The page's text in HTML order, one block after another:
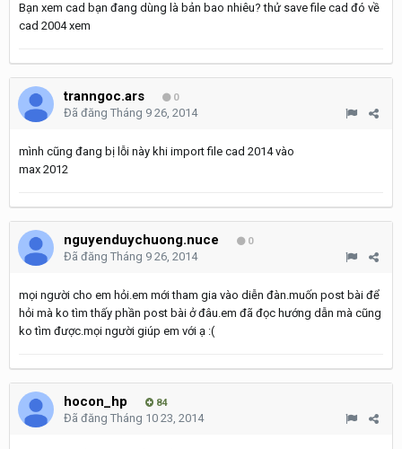
Bạn xem cad bạn đang dùng là bản bao nhiêu? thử save file cad đó về
cad 2004 xem
tranngoc.ars 0
Đã đăng Tháng 9 26, 2014
mình cũng đang bị lỗi này khi import file cad 2014 vào
max 2012
nguyenduychuong.nuce 0
Đã đăng Tháng 9 26, 2014
mọi người cho em hỏi.em mới tham gia vào diễn đàn.muốn post bài để
hỏi mà ko tìm thấy phần post bài ở đâu.em đã đọc hướng dẫn mà cũng
ko tìm được.mọi người giúp em với ạ :(
hocon_hp 84
Đã đăng Tháng 10 23, 2014